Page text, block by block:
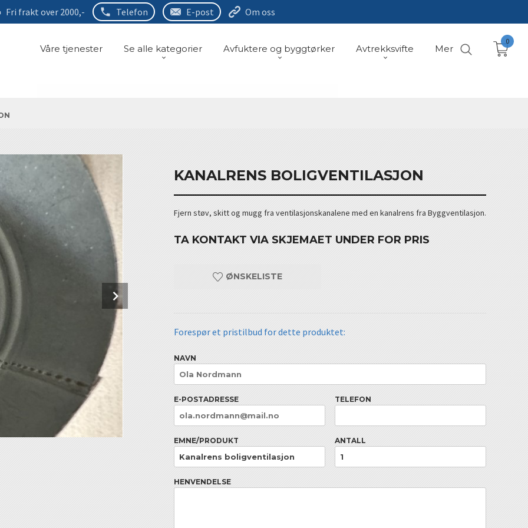
Fri frakt over 2000,- Telefon E-post Om oss
Våre tjenester Se alle kategorier Avfuktere og byggtørker Avtrekksvifte Mer
0
Next
KANALRENS BOLIGVENTILASJON
Fjern støv, skitt og mugg fra ventilasjonskanalene med en kanalrens fra Byggventilasjon.
TA KONTAKT VIA SKJEMAET UNDER FOR PRIS
ØNSKELISTE
Forespør et pristilbud for dette produktet:
NAVN
E-POSTADRESSE TELEFON
EMNE/PRODUKT ANTALL
HENVENDELSE